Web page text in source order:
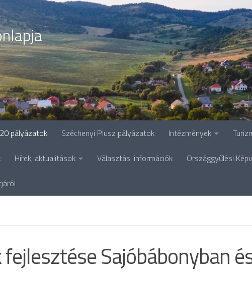
pályázatok Széchenyi Plusz pályázatok Intézmények
Hírek, aktualitások Választási információk Országgyűlési
Sajóbábonyban